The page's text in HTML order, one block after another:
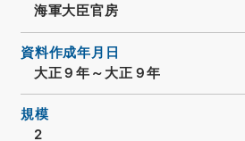
海軍大臣官房
資料作成年月日
大正９年～大正９年
規模
2